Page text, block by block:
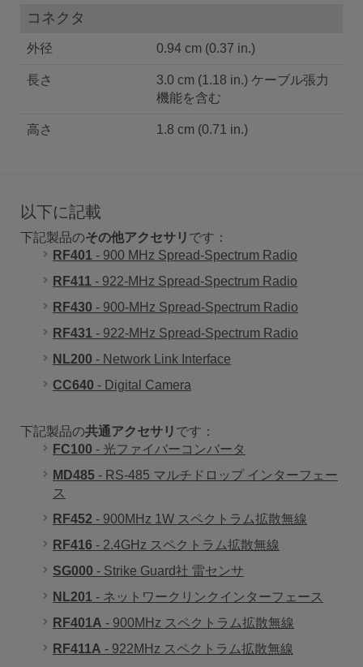
コネクタ
外径 0.94 cm (0.37 in.)
長さ
3.0 cm (1.18 in.) ケーブル張力
機能を含む
高さ 1.8 cm (0.71 in.)
以下に記載
下記製品のその他アクセサリ です：
RF401 - 900 MHz Spread-Spectrum Radio
RF411 - 922-MHz Spread-Spectrum Radio
RF430 - 900-MHz Spread-Spectrum Radio
RF431 - 922-MHz Spread-Spectrum Radio
NL200 - Network Link Interface
CC640 - Digital Camera
下記製品の共通アクセサリ です：
FC100 - 光ファイバーコンバータ
MD485 - RS-485 マルチドロップ インターフェー
ス
RF452 - 900MHz 1W スペクトラム拡散無線
RF416 - 2.4GHz スペクトラム拡散無線
SG000 - Strike Guard社 雷センサ
NL201 - ネットワークリンクインターフェース
RF401A - 900MHz スペクトラム拡散無線
RF411A - 922MHz スペクトラム拡散無線